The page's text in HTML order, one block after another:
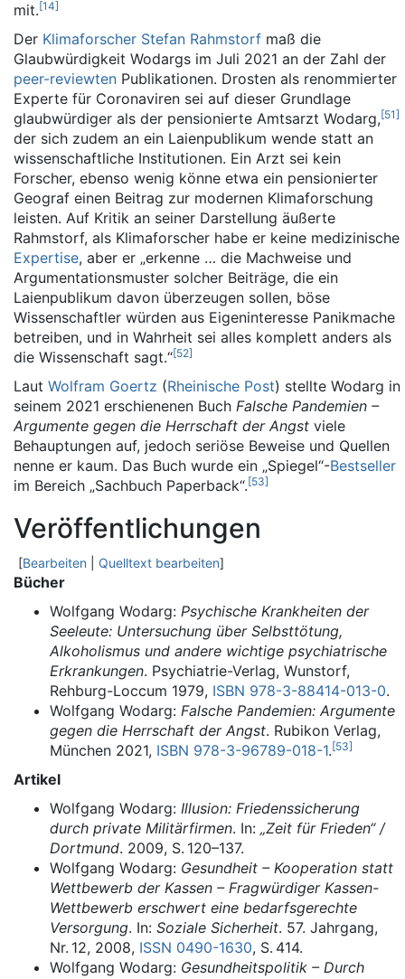
mit.[14]
Der Klimaforscher Stefan Rahmstorf maß die
Glaubwürdigkeit Wodargs im Juli 2021 an der Zahl der
peer-reviewten Publikationen. Drosten als renommierter
Experte für Coronaviren sei auf dieser Grundlage
glaubwürdiger als der pensionierte Amtsarzt Wodarg,[51]
der sich zudem an ein Laienpublikum wende statt an
wissenschaftliche Institutionen. Ein Arzt sei kein
Forscher, ebenso wenig könne etwa ein pensionierter
Geograf einen Beitrag zur modernen Klimaforschung
leisten. Auf Kritik an seiner Darstellung äußerte
Rahmstorf, als Klimaforscher habe er keine medizinische
Expertise, aber er „erkenne … die Machweise und
Argumentationsmuster solcher Beiträge, die ein
Laienpublikum davon überzeugen sollen, böse
Wissenschaftler würden aus Eigeninteresse Panikmache
betreiben, und in Wahrheit sei alles komplett anders als
die Wissenschaft sagt.“[52]
Laut Wolfram Goertz (Rheinische Post) stellte Wodarg in
seinem 2021 erschienenen Buch Falsche Pandemien –
Argumente gegen die Herrschaft der Angst viele
Behauptungen auf, jedoch seriöse Beweise und Quellen
nenne er kaum. Das Buch wurde ein „Spiegel“-Bestseller
im Bereich „Sachbuch Paperback“.[53]
Veröffentlichungen
[Bearbeiten Quelltext bearbeiten]
Bücher
Wolfgang Wodarg: Psychische Krankheiten der
Seeleute: Untersuchung über Selbsttötung,
Alkoholismus und andere wichtige psychiatrische
Erkrankungen. Psychiatrie-Verlag, Wunstorf,
Rehburg-Loccum 1979, ISBN 978-3-88414-013-0.
Wolfgang Wodarg: Falsche Pandemien: Argumente
gegen die Herrschaft der Angst. Rubikon Verlag,
München 2021, ISBN 978-3-96789-018-1.[53]
Artikel
Wolfgang Wodarg: Illusion: Friedenssicherung
durch private Militärfirmen. In: „Zeit für Frieden“ /
Dortmund. 2009, S. 120–137.
Wolfgang Wodarg: Gesundheit – Kooperation statt
Wettbewerb der Kassen – Fragwürdiger Kassen-
Wettbewerb erschwert eine bedarfsgerechte
Versorgung. In: Soziale Sicherheit. 57. Jahrgang,
Nr. 12, 2008, ISSN 0490-1630, S. 414.
Wolfgang Wodarg: Gesundheitspolitik – Durch